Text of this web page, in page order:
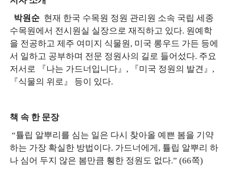
박원순 현재 한국 수목원 정원 관리원 소속 국립 세종
수목원에서 전시원실 실장으로 재직하고 있다. 원예학
을 전공하고 제주 여미지 식물원, 미국 롱우드 가든 등에
서 일하고 공부하며 전문 정원사의 길로 들어섰다. 주요
저서로 『나는 가드너입니다』, 『미국 정원의 발견』,
『식물의 위로』 등이 있다.
책 속 한 문장
“튤립 알뿌리를 심는 일은 다시 찾아올 예쁜 봄을 기약
하는 가장 확실한 방법이다. 가드너에게, 튤립 알뿌리 하
나 심어 두지 않은 봄만큼 휑한 정원도 없다.” (66쪽)